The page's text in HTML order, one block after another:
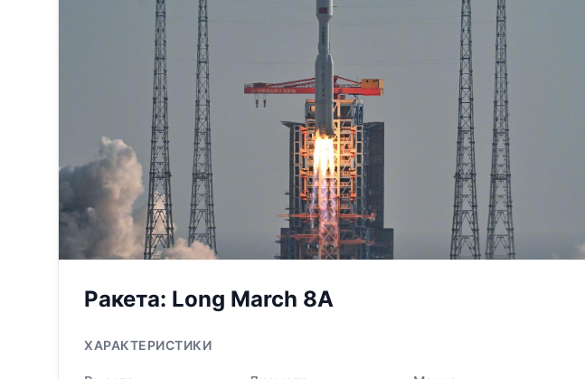
Ракета: Long March 8A
ХАРАКТЕРИСТИКИ